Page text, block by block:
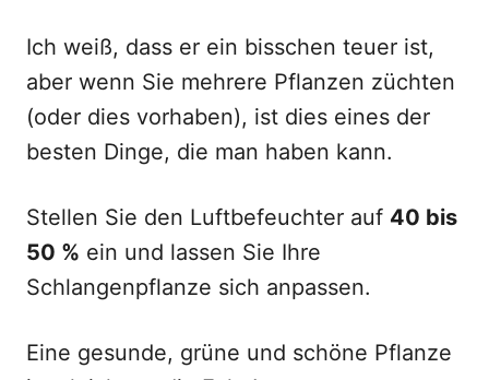
Ich weiß, dass er ein bisschen teuer ist,
aber wenn Sie mehrere Pflanzen züchten
(oder dies vorhaben), ist dies eines der
besten Dinge, die man haben kann.
Stellen Sie den Luftbefeuchter auf 40 bis
50 % ein und lassen Sie Ihre
Schlangenpflanze sich anpassen.
Eine gesunde, grüne und schöne Pflanze